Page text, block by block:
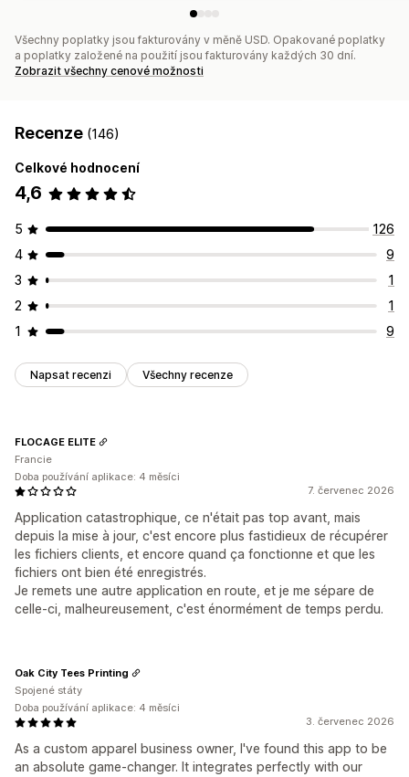
Všechny poplatky jsou fakturovány v měně USD. Opakované poplatky
a poplatky založené na použití jsou fakturovány každých 30 dní.
Zobrazit všechny cenové možnosti
Recenze (146)
Celkové hodnocení
4,6
5
126
4
9
3
1
2
1
1
9
Napsat recenzi Všechny recenze
7. červenec 2026
Application catastrophique, ce n'était pas top avant, mais
depuis la mise à jour, c'est encore plus fastidieux de récupérer
les fichiers clients, et encore quand ça fonctionne et que les
fichiers ont bien été enregistrés.
Je remets une autre application en route, et je me sépare de
celle-ci, malheureusement, c'est énormément de temps perdu.
FLOCAGE ELITE
Francie
Doba používání aplikace: 4 měsíci
3. červenec 2026
As a custom apparel business owner, I've found this app to be
an absolute game-changer. It integrates perfectly with our
Oak City Tees Printing
Spojené státy
Doba používání aplikace: 4 měsíci